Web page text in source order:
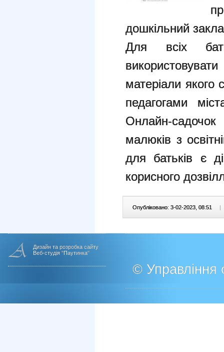
дошкільний
Для всіх
матеріали якого
педагогами
Онлайн-садочок
малюків з
для батьків є
корисного
Опубліковано: 3-02-2023, 08:51 |
Дизайн та розробка сайту
Веб-студія "Паутинка"
© Управління